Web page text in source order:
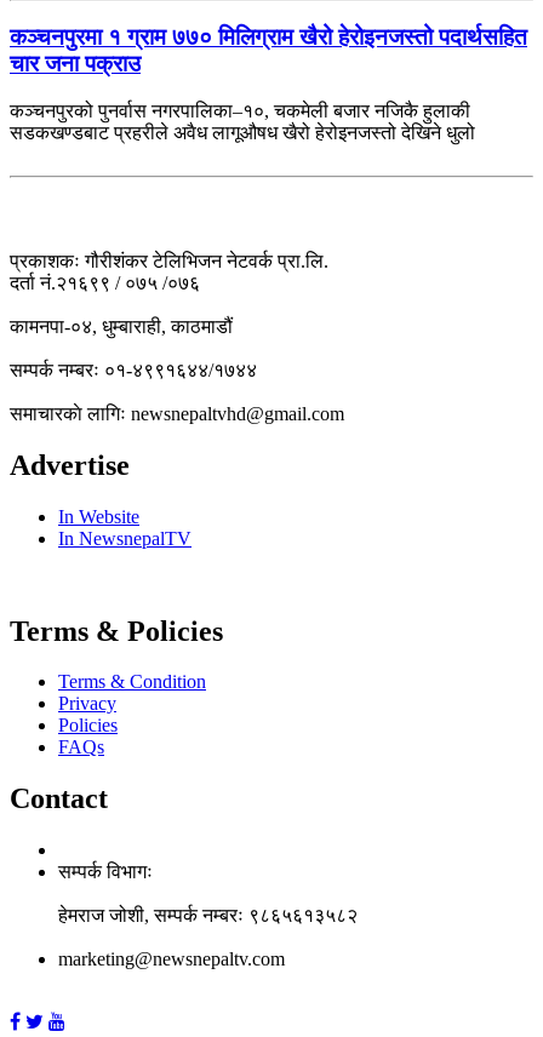
कञ्चनपुरमा १ ग्राम ७७० मिलिग्राम खैरो हेरोइनजस्तो पदार्थसहित
चार जना पक्राउ
कञ्चनपुरको पुनर्वास नगरपालिका–१०, चकमेली बजार नजिकै हुलाकी
सडकखण्डबाट प्रहरीले अवैध लागूऔषध खैरो हेरोइनजस्तो देखिने धुलो
प्रकाशकः गौरीशंकर टेलिभिजन नेटवर्क प्रा.लि.
दर्ता नं.२१६९९ / ०७५ /०७६
कामनपा-०४, धुम्बाराही, काठमाडौं
सम्पर्क नम्बरः ०१-४९९१६४४/१७४४
समाचारकाे लागिः newsnepaltvhd@gmail.com
Advertise
In Website
In NewsnepalTV
Terms & Policies
Terms & Condition
Privacy
Policies
FAQs
Contact
सम्पर्क विभागः
हेमराज जोशी, सम्पर्क नम्बरः ९८६५६१३५८२
marketing@newsnepaltv.com